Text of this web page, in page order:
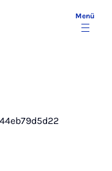
Menü